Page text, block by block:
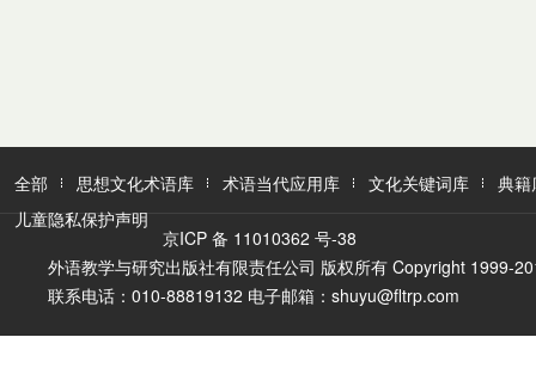
全部 思想文化术语库 术语当代应用库 文化关键词库
典籍
儿童隐私保护声明
京ICP 备 11010362 号-38
外语教学与研究出版社有限责任公司 版权所有 Copyright 1999-
联系电话：010-88819132 电子邮箱：shuyu@fltrp.com